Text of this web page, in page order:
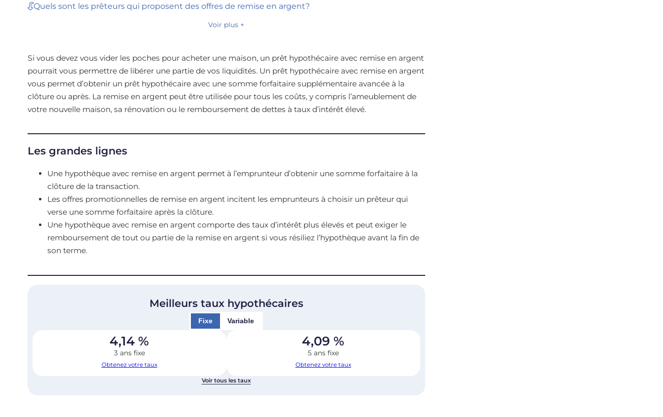
Quels sont les prêteurs qui proposent des offres de remise en argent?
Voir plus +
Si vous devez vous vider les poches pour acheter une maison, un prêt hypothécaire avec remise en argent
pourrait vous permettre de libérer une partie de vos liquidités. Un prêt hypothécaire avec remise en argent
vous permet d’obtenir un prêt hypothécaire avec une somme forfaitaire supplémentaire avancée à la
clôture ou après. La remise en argent peut être utilisée pour tous les coûts, y compris l’ameublement de
votre nouvelle maison, sa rénovation ou le remboursement de dettes à taux d’intérêt élevé.
Les grandes lignes
Une hypothèque avec remise en argent permet à l’emprunteur d’obtenir une somme forfaitaire à la
clôture de la transaction.
Les offres promotionnelles de remise en argent incitent les emprunteurs à choisir un prêteur qui
verse une somme forfaitaire après la clôture.
Une hypothèque avec remise en argent comporte des taux d’intérêt plus élevés et peut exiger le
remboursement de tout ou partie de la remise en argent si vous résiliez l’hypothèque avant la fin de
son terme.
Meilleurs taux hypothécaires
Fixe Variable
4,14 %
3 ans fixe
Obtenez votre taux
4,09 %
5 ans fixe
Obtenez votre taux
Voir tous les taux